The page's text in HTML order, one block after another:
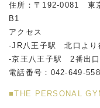
住所：〒192-0081 東
B1
アクセス
-JR八王子駅 北口より
-京王八王子駅 2番出
電話番号：042-649-
■THE PERSONAL